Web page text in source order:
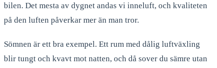
bilen. Det mesta av dygnet andas vi inneluft, och kvaliteten
på den luften påverkar mer än man tror.
Sömnen är ett bra exempel. Ett rum med dålig luftväxling
blir tungt och kvavt mot natten, och då sover du sämre utan